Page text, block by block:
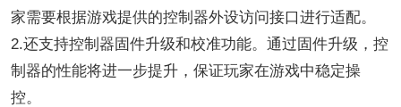
家需要根据游戏提供的控制器外设访问接口进行适配。
2.还支持控制器固件升级和校准功能。通过固件升级，控
制器的性能将进一步提升，保证玩家在游戏中稳定操
控。